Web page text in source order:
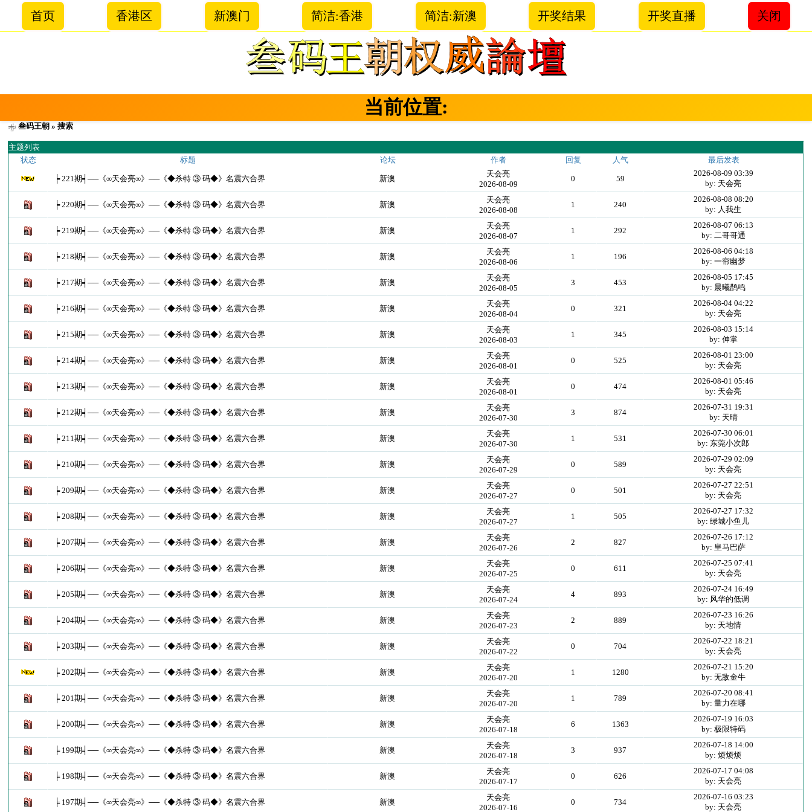
首页 香港区 新澳门 简洁:香港 简洁:新澳 开奖结果 开奖直播 关闭
当前位置:
叁码王朝 » 搜索
主题列表
状态
标题 论坛 作者 回复 人气 最后发表
╞ 221期╡──《∞天会亮∞》──《◆杀特 ③ 码◆》名震六合界 新澳
天会亮
2026-08-09
0 59
2026-08-09 03:39
by: 天会亮
╞ 220期╡──《∞天会亮∞》──《◆杀特 ③ 码◆》名震六合界 新澳
天会亮
2026-08-08
1 240
2026-08-08 08:20
by: 人我生
╞ 219期╡──《∞天会亮∞》──《◆杀特 ③ 码◆》名震六合界 新澳
天会亮
2026-08-07
1 292
2026-08-07 06:13
by: 二哥哥通
╞ 218期╡──《∞天会亮∞》──《◆杀特 ③ 码◆》名震六合界 新澳
天会亮
2026-08-06
1 196
2026-08-06 04:18
by: 一帘幽梦
╞ 217期╡──《∞天会亮∞》──《◆杀特 ③ 码◆》名震六合界 新澳
天会亮
2026-08-05
3 453
2026-08-05 17:45
by: 晨曦鹊鸣
╞ 216期╡──《∞天会亮∞》──《◆杀特 ③ 码◆》名震六合界 新澳
天会亮
2026-08-04
0 321
2026-08-04 04:22
by: 天会亮
╞ 215期╡──《∞天会亮∞》──《◆杀特 ③ 码◆》名震六合界 新澳
天会亮
2026-08-03
1 345
2026-08-03 15:14
by: 伸掌
╞ 214期╡──《∞天会亮∞》──《◆杀特 ③ 码◆》名震六合界 新澳
天会亮
2026-08-01
0 525
2026-08-01 23:00
by: 天会亮
╞ 213期╡──《∞天会亮∞》──《◆杀特 ③ 码◆》名震六合界 新澳
天会亮
2026-08-01
0 474
2026-08-01 05:46
by: 天会亮
╞ 212期╡──《∞天会亮∞》──《◆杀特 ③ 码◆》名震六合界 新澳
天会亮
2026-07-30
3 874
2026-07-31 19:31
by: 天晴
╞ 211期╡──《∞天会亮∞》──《◆杀特 ③ 码◆》名震六合界 新澳
天会亮
2026-07-30
1 531
2026-07-30 06:01
by: 东莞小次郎
╞ 210期╡──《∞天会亮∞》──《◆杀特 ③ 码◆》名震六合界 新澳
天会亮
2026-07-29
0 589
2026-07-29 02:09
by: 天会亮
╞ 209期╡──《∞天会亮∞》──《◆杀特 ③ 码◆》名震六合界 新澳
天会亮
2026-07-27
0 501
2026-07-27 22:51
by: 天会亮
╞ 208期╡──《∞天会亮∞》──《◆杀特 ③ 码◆》名震六合界 新澳
天会亮
2026-07-27
1 505
2026-07-27 17:32
by: 绿城小鱼儿
╞ 207期╡──《∞天会亮∞》──《◆杀特 ③ 码◆》名震六合界 新澳
天会亮
2026-07-26
2 827
2026-07-26 17:12
by: 皇马巴萨
╞ 206期╡──《∞天会亮∞》──《◆杀特 ③ 码◆》名震六合界 新澳
天会亮
2026-07-25
0 611
2026-07-25 07:41
by: 天会亮
╞ 205期╡──《∞天会亮∞》──《◆杀特 ③ 码◆》名震六合界 新澳
天会亮
2026-07-24
4 893
2026-07-24 16:49
by: 风华的低调
╞ 204期╡──《∞天会亮∞》──《◆杀特 ③ 码◆》名震六合界 新澳
天会亮
2026-07-23
2 889
2026-07-23 16:26
by: 天地情
╞ 203期╡──《∞天会亮∞》──《◆杀特 ③ 码◆》名震六合界 新澳
天会亮
2026-07-22
0 704
2026-07-22 18:21
by: 天会亮
╞ 202期╡──《∞天会亮∞》──《◆杀特 ③ 码◆》名震六合界 新澳
天会亮
2026-07-20
1 1280
2026-07-21 15:20
by: 无敌金牛
╞ 201期╡──《∞天会亮∞》──《◆杀特 ③ 码◆》名震六合界 新澳
天会亮
2026-07-20
1 789
2026-07-20 08:41
by: 量力在哪
╞ 200期╡──《∞天会亮∞》──《◆杀特 ③ 码◆》名震六合界 新澳
天会亮
2026-07-18
6 1363
2026-07-19 16:03
by: 极限特码
╞ 199期╡──《∞天会亮∞》──《◆杀特 ③ 码◆》名震六合界 新澳
天会亮
2026-07-18
3 937
2026-07-18 14:00
by: 烦烦烦
╞ 198期╡──《∞天会亮∞》──《◆杀特 ③ 码◆》名震六合界 新澳
天会亮
2026-07-17
0 626
2026-07-17 04:08
by: 天会亮
╞ 197期╡──《∞天会亮∞》──《◆杀特 ③ 码◆》名震六合界 新澳
天会亮
2026-07-16
0 734
2026-07-16 03:23
by: 天会亮